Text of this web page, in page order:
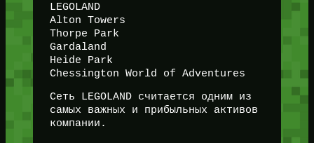
LEGOLAND
Alton Towers
Thorpe Park
Gardaland
Heide Park
Chessington World of Adventures
Сеть LEGOLAND считается одним из
самых важных и прибыльных активов
компании.